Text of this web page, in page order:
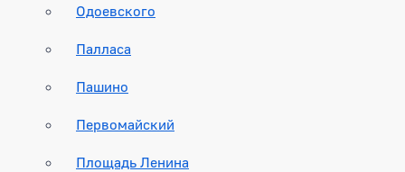
Одоевского
Палласа
Пашино
Первомайский
Площадь Ленина